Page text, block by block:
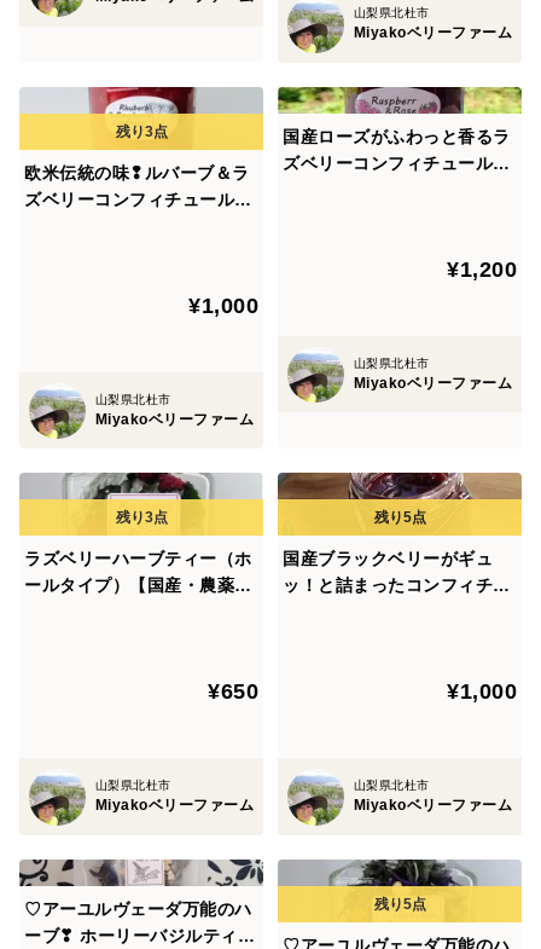
山梨県北杜市
Miyakoベリーファーム
欧米伝統の味❢ルバーブ＆ラ
ズベリーコンフィチュール
¥1,000
山梨県北杜市
Miyakoベリーファーム
国産ローズがふわっと香るラ
ズベリーコンフィチュール
¥1,200
山梨県北杜市
Miyakoベリーファーム
ラズベリーハーブティー（ホ
ールタイプ）【国産・農薬不
¥650
山梨県北杜市
Miyakoベリーファーム
国産ブラックベリーがギュ
ッ！と詰まったコンフィチュ
¥1,000
山梨県北杜市
Miyakoベリーファーム
♡アーユルヴェーダ万能のハ
ーブ❣ ホーリーバジルティー
♡アーユルヴェーダ万能のハ